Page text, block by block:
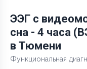
ЭЭГ с
сна - 4 часа
в Тюмени
Функциональная